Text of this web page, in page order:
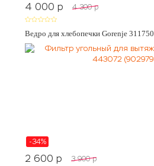
4 000 p 4 300 p
Ведро для хлебопечки Gorenje 311750
-34%
2 600 p 3 900 p